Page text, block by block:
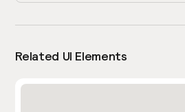
Related UI Elements